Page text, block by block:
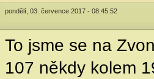
pondělí, 03. července 2017 - 08:45:52
To jsme se na
107 někdy kolem